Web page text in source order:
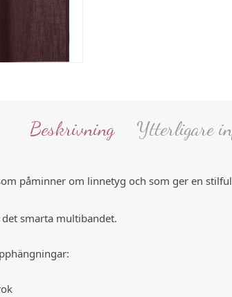
Beskrivning Ytterligare
påminner om linnetyg och som ger en
smarta multibandet.